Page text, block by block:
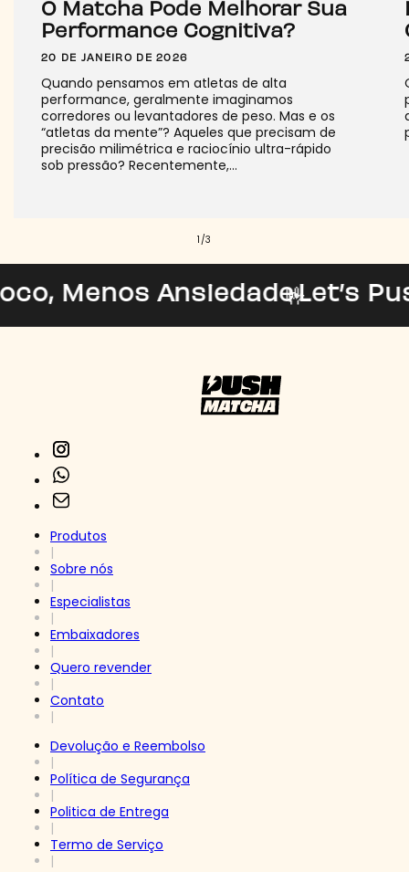
O Matcha Pode Melhorar Sua
Performance Cognitiva?
20 DE JANEIRO DE 2026
Quando pensamos em atletas de alta
performance, geralmente imaginamos
corredores ou levantadores de peso. Mas e os
“atletas da mente”? Aqueles que precisam de
precisão milimétrica e raciocínio ultra-rápido
sob pressão? Recentemente,...
1 /de
3
AnsiedadeLet’s Push, Let’s
Produtos
|
Sobre nós
|
Especialistas
|
Embaixadores
|
Quero revender
|
Contato
|
Devolução e Reembolso
|
Política de Segurança
|
Politica de Entrega
|
Termo de Serviço
|